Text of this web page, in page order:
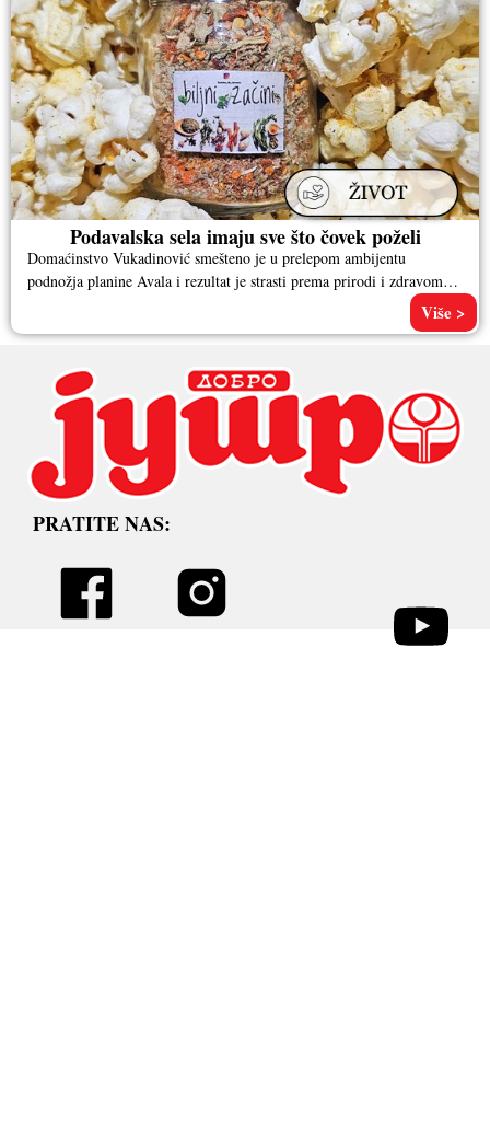
Podavalska sela imaju sve što čovek poželi
Domaćinstvo Vukadinović smešteno je u prelepom ambijentu
podnožja planine Avala i rezultat je strasti prema prirodi i zdravom
Više >
PRATITE NAS: